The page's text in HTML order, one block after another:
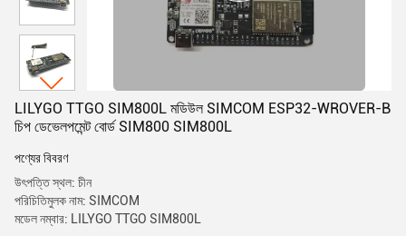
LILYGO TTGO SIM800L মডিউল SIMCOM ESP32-WROVER-B
চিপ ডেভেলপমেন্ট বোর্ড SIM800 SIM800L
পণ্যের বিবরণ
উৎপত্তি স্থল: চীন
পরিচিতিমুলক নাম: SIMCOM
মডেল নম্বার: LILYGO TTGO SIM800L